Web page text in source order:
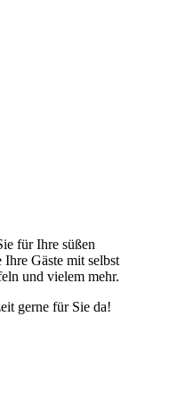
für Ihre süßen
Gäste mit selbst
und vielem mehr.
gerne für Sie da!